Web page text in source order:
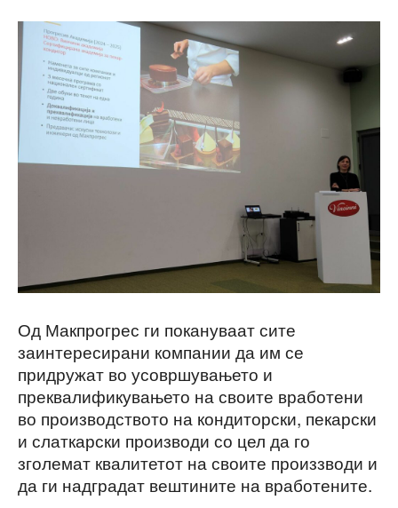
Од Макпрогрес ги покануваат сите
заинтересирани компании да им се
придружат во усовршувањето и
преквалификувањето на своите вработени
во производството на кондиторски, пекарски
и слаткарски производи со цел да го
зголемат квалитетот на своите произзводи и
да ги надградат вештините на вработените.